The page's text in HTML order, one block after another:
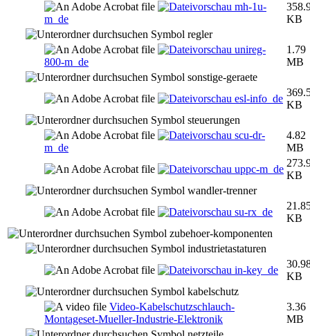
mh-1u-
m_de
KB
regler
unireg-
800-m_de
1.79
MB
sonstige-geraete
esl-info_de
KB
steuerungen
scu-dr-
m_de
4.82
MB
uppc-m_de
KB
wandler-trenner
su-rx_de
KB
zubehoer-komponenten
industrietastaturen
in-key_de
KB
kabelschutz
Video-Kabelschutzschlauch-
Montageset-Mueller-Industrie-Elektronik
3.36
MB